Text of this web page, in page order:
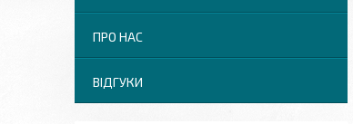
ПРО НАС
ВІДГУКИ